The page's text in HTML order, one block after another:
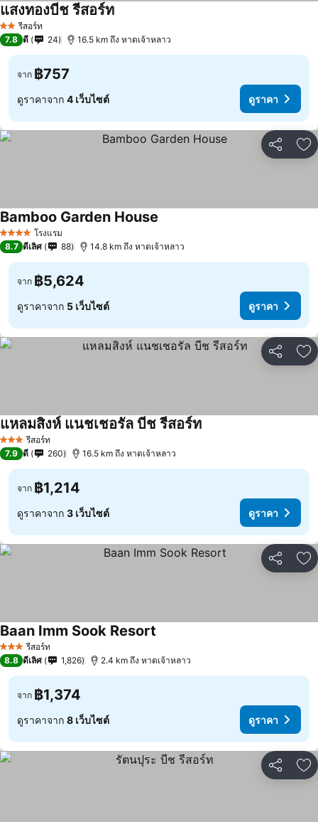
2 ดาวรีสอร์ท
แสงทองบีช รีสอร์ทดูราคา
7.8 ดี 24 16.5 km ถึง หาดเจ้าหลาว
จาก ฿757
ดูราคาจาก 4 เว็บไซต์ ดูราคา
แชร์ เ
4 ดาว โรงแรม
Bamboo Garden House
8.7 ดีเลิศ 88 14.8 km ถึง หาดเจ้าหลาว
จาก ฿5,624
ดูราคาจาก 5 เว็บไซต์ ดูราคา
แชร์ เ
3 ดาว รีสอร์ท
แหลมสิงห์ แนชเชอรัล บีช รีสอร์ทดูราคา
7.9 ดี 260 16.5 km ถึง หาดเจ้าหลาว
จาก ฿1,214
ดูราคาจาก 3 เว็บไซต์ ดูราคา
แชร์ เ
3 ดาว รีสอร์ท
Baan Imm Sook Resort
8.8 ดีเลิศ 1,826 2.4 km ถึง หาดเจ้าหลาว
จาก ฿1,374
ดูราคาจาก 8 เว็บไซต์ ดูราคา
แชร์ เ